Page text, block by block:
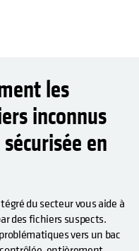
les
inconnus
en
du secteur vous aide à
des fichiers suspects.
vers un bac